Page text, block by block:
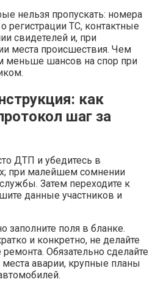
нельзя пропускать: номера
регистрации ТС, контактные
свидетелей и, при
места происшествия. Чем
меньше шансов на спор при
как
шаг за
ДТП и убедитесь в
при малейшем сомнении
Затем переходите к
данные участников и
заполните поля в бланке.
и конкретно, не делайте
Обязательно сделайте
аварии, крупные планы